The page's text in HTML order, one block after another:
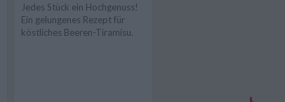
Jedes Stück ein Hochgenuss!
Ein gelungenes Rezept für
köstliches Beeren-Tiramisu.